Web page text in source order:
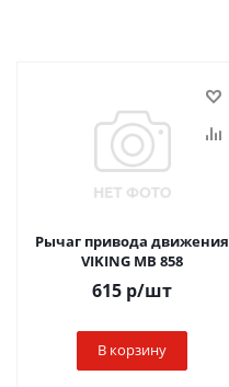
Рычаг привода движения
VIKING MB 858
615 р/шт
В корзину